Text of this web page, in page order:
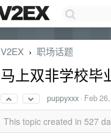
V2EX › 职场话题
马上双非学校毕
puppyxxx · Feb
This topic created in 527